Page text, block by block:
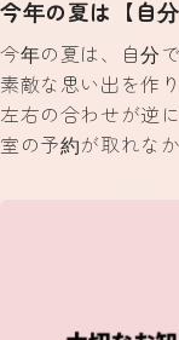
今年の夏は【自
今年の夏は、自分
素敵な思い出を作
左右の合わせが逆
室の予約が取れな